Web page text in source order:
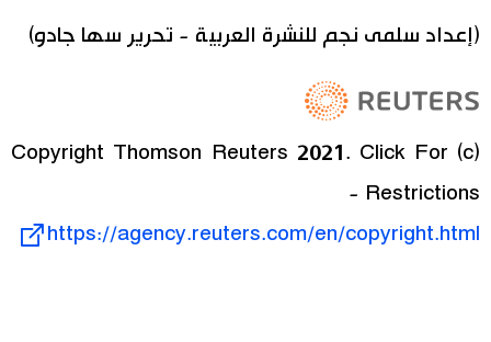
(إعداد سلمى نجم للنشرة العربية - تحرير سها جادو)
(c) Copyright Thomson Reuters 2021. Click For
Restrictions -
https://agency.reuters.com/en/copyright.html